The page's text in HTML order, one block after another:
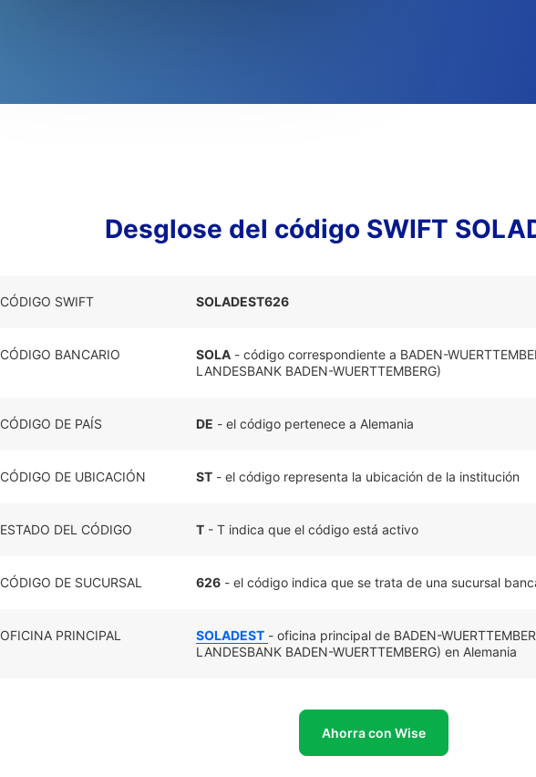
Desglose del código SWIFT
CÓDIGO SWIFT SOLADEST626
CÓDIGO BANCARIO SOLA - código correspondiente a BADEN-
LANDESBANK BADEN-WUERTTEMBERG)
CÓDIGO DE PAÍS DE - el código pertenece a Alemania
CÓDIGO DE UBICACIÓN ST - el código representa la ubicación de la institución
ESTADO DEL CÓDIGO T - T indica que el código está activo
CÓDIGO DE SUCURSAL 626 - el código indica que se trata de una sucursal
OFICINA PRINCIPAL SOLADEST - oficina principal de BADEN-
LANDESBANK BADEN-WUERTTEMBERG) en Alemania
Ahorra con Wise